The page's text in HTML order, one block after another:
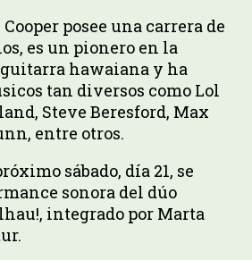
posee una carrera de
es un pionero en la
hawaiana y ha
tan diversos como Lol
Steve Beresford, Max
entre otros.
sábado, día 21, se
sonora del dúo
integrado por Marta